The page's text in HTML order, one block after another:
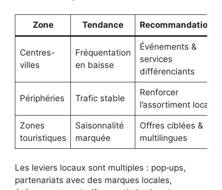
Zone Tendance Recommandation
Centres-
villes
Fréquentation
en baisse
Événements &
services
différenciants
Périphéries Trafic stable
Renforcer
l’assortiment local
Zones
touristiques
Saisonnalité
marquée
Offres ciblées &
multilingues
Les leviers locaux sont multiples : pop‑ups,
partenariats avec des marques locales,